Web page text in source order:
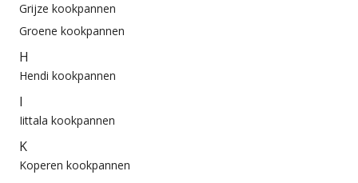
Grijze kookpannen
Groene kookpannen
H
Hendi kookpannen
I
Iittala kookpannen
K
Koperen kookpannen